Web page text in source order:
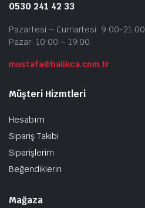
0530 241 42 33
Pazartesi – Cumartesi: 9:00-21:00
Pazar: 10:00 – 19:00
mustafa@balikca.com.tr
Müşteri Hizmtleri
Hesabım
Sipariş Takibi
Siparişlerim
Beğendiklerin
Mağaza